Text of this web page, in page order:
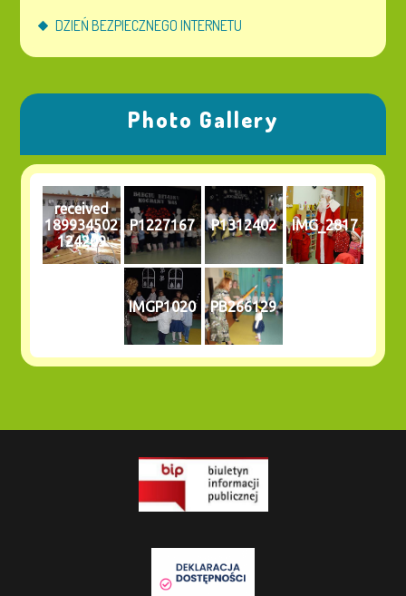
DZIEŃ BEZPIECZNEGO INTERNETU
Photo Gallery
received
189934502
124209
P1227167 P1312402 IMG_2817
IMGP1020 PB266129